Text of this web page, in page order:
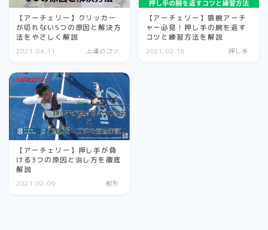
練習
練習メニュー
自宅練習
【アーチェリー】クリッカー
が切れない5つの原因と解決方
法をやさしく解説
2021.04.11 上達のコツ
【アーチェリー】猿腕アーチ
ャー必見！押し手の腕を返す
コツと練習方法を解説
2021.02.16 押し手
【アーチェリー】押し手が負
ける3つの原因と治し方を徹底
解説
2021.02.09 射形